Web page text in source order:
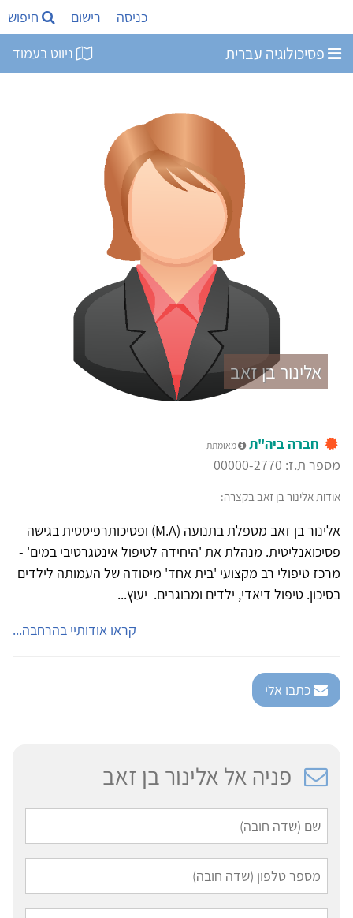
כניסה רישום חיפוש
פסיכולוגיה עברית ניווט בעמוד
אלינור בן זאב
חברה ביה"ת מאומתת
מספר ת.ז: 00000-2770
אודות אלינור בן זאב בקצרה:
אלינור בן זאב מטפלת בתנועה (M.A) ופסיכותרפיסטית בגישה
פסיכואנליטית. מנהלת את 'היחידה לטיפול אינטגרטיבי במים' -
מרכז טיפולי רב מקצועי 'בית אחד' מיסודה של העמותה לילדים
בסיכון. טיפול דיאדי, ילדים ומבוגרים. יעוץ...
קראו אודותיי בהרחבה...
כתבו אלי
פניה אל אלינור בן זאב